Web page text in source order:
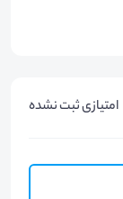
امتیازی ثبت نشده